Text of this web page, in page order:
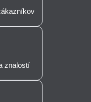
znalostí